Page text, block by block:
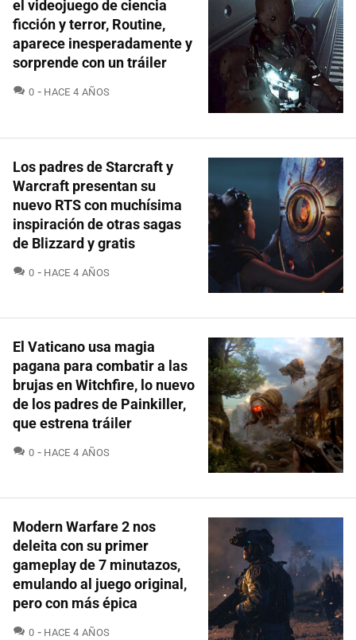
el videojuego de ciencia
ficción y terror, Routine,
aparece inesperadamente y
sorprende con un tráiler
0 COMENTARIOS
HACE 4 AÑOS
Los padres de Starcraft y
Warcraft presentan su
nuevo RTS con muchísima
inspiración de otras sagas
de Blizzard y gratis
0 COMENTARIOS
HACE 4 AÑOS
El Vaticano usa magia
pagana para combatir a las
brujas en Witchfire, lo nuevo
de los padres de Painkiller,
que estrena tráiler
0 COMENTARIOS
HACE 4 AÑOS
Modern Warfare 2 nos
deleita con su primer
gameplay de 7 minutazos,
emulando al juego original,
pero con más épica
0 COMENTARIOS
HACE 4 AÑOS